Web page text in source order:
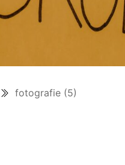
fotografie (5)